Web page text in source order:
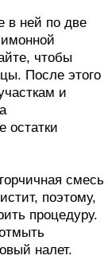
в ней по две
чтобы
После этого
и
остатки
смесь
поэтому,
процедуру.
налет.